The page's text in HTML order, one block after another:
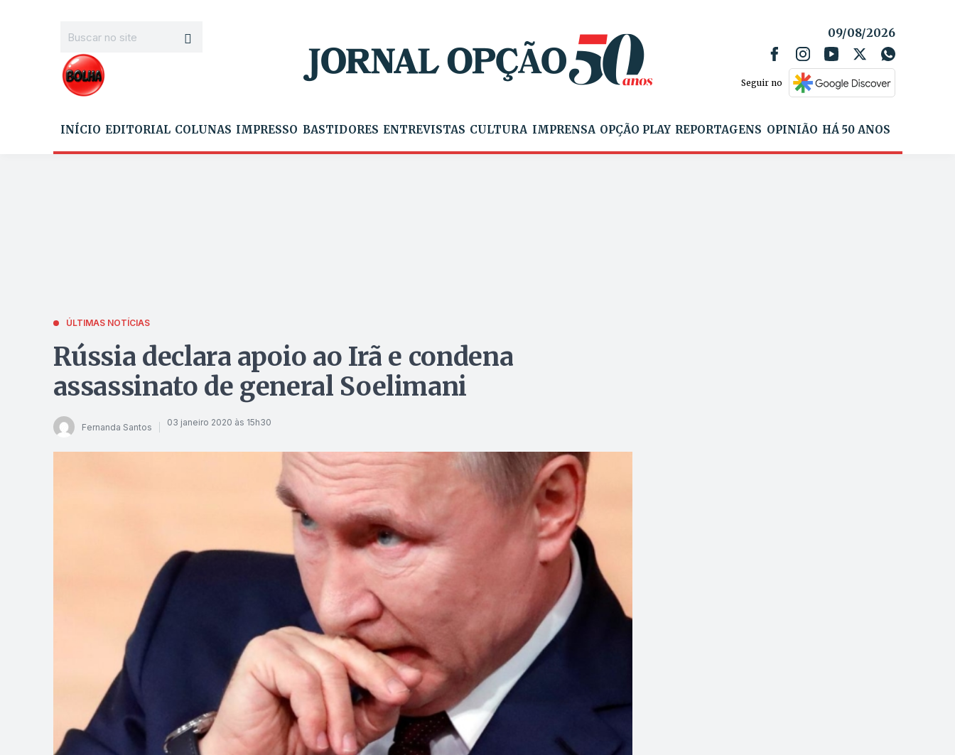
09/08/2026
Seguir no
INÍCIO EDITORIAL COLUNAS IMPRESSO BASTIDORES ENTREVISTAS CULTURA IMPRENSA OPÇÃO PLAY REPORTAGENS OPINIÃO HÁ 50 ANOS
ÚLTIMAS NOTÍCIAS
Rússia declara apoio ao Irã e condena
assassinato de general Soelimani
Fernanda Santos 03 janeiro 2020 às 15h30